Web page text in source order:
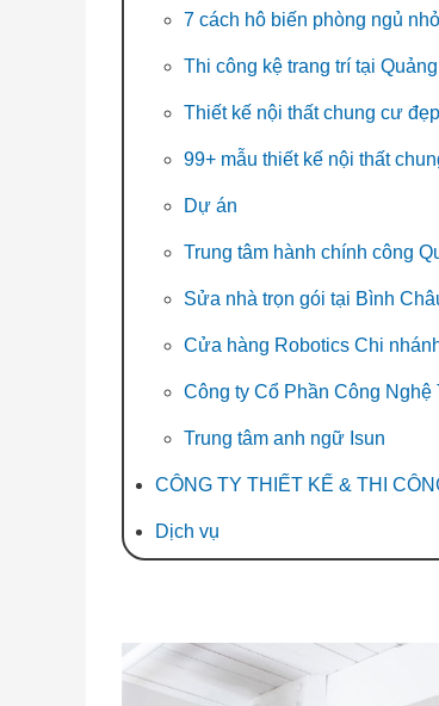
7 cách hô biến phòng ngủ
Thi công kệ trang trí tại
Thiết kế nội thất chung cư
99+ mẫu thiết kế nội thất
Dự án
Trung tâm hành chính công
Sửa nhà trọn gói tại Bình
Cửa hàng Robotics Chi
Công ty Cổ Phần Công Nghệ
Trung tâm anh ngữ Isun
CÔNG TY THIẾT KẾ & THI
Dịch vụ